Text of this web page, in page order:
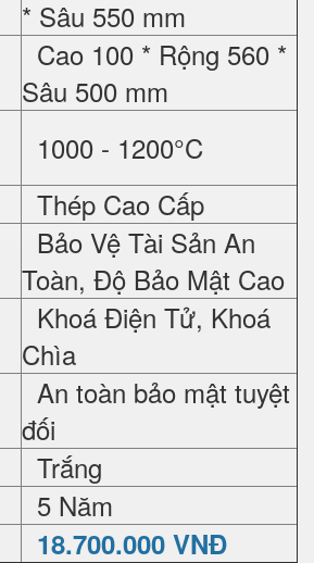
* Sâu 550 mm
Cao 100 * Rộng 560 *
Sâu 500 mm
1000 - 1200°C
Thép Cao Cấp
Bảo Vệ Tài Sản An
Toàn, Độ Bảo Mật Cao
Khoá Điện Tử, Khoá
Chìa
An toàn bảo mật tuyệt
đối
Trắng
5 Năm
18.700.000 VNĐ